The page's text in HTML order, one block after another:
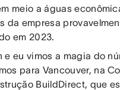
meio a águas
da empresa
em 2023.
eu vimos a magia do
para Vancouver, na
BuildDirect, que